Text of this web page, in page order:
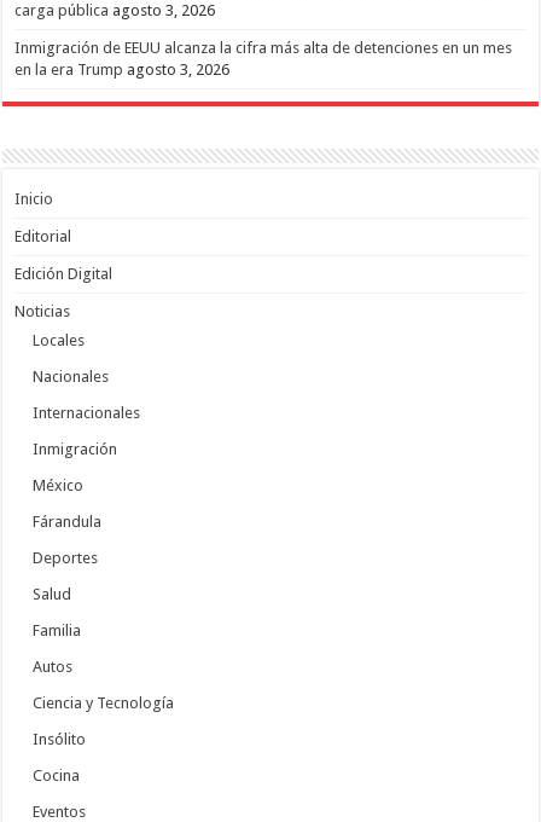
carga pública agosto 3, 2026
Inmigración de EEUU alcanza la cifra más alta de detenciones en un mes
en la era Trump agosto 3, 2026
Inicio
Editorial
Edición Digital
Noticias
Locales
Nacionales
Internacionales
Inmigración
México
Fárandula
Deportes
Salud
Familia
Autos
Ciencia y Tecnología
Insólito
Cocina
Eventos